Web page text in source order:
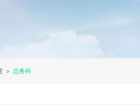
总务科